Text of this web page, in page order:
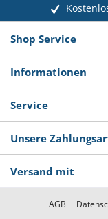
Shop Service
Informationen
Service
Unsere
Versand mit
AGB